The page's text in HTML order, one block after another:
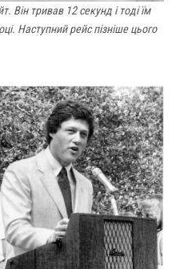
Він тривав 12 секунд і тоді їм
Наступний рейс пізніше цього